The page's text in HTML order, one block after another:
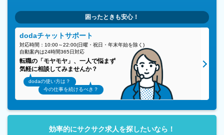
困ったときも安心！
dodaチャットサポート
対応時間：10:00～22:00(日曜・祝日・年末年始を除く)
自動案内は24時間365日対応
転職の「モヤモヤ」、一人で悩まず
気軽に相談してみませんか？
dodaの使い方は？
今の仕事を続けるべき？
効率的にサクサク求人を探したいなら！